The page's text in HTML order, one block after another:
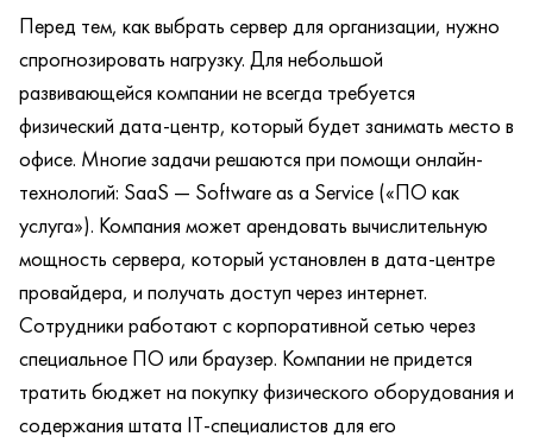
Перед тем, как выбрать сервер для организации, нужно
спрогнозировать нагрузку. Для небольшой
развивающейся компании не всегда требуется
физический дата-центр, который будет занимать место в
офисе. Многие задачи решаются при помощи онлайн-
технологий: SaaS — Software as a Service («ПО как
услуга»). Компания может арендовать вычислительную
мощность сервера, который установлен в дата-центре
провайдера, и получать доступ через интернет.
Сотрудники работают с корпоративной сетью через
специальное ПО или браузер. Компании не придется
тратить бюджет на покупку физического оборудования и
содержания штата IT-специалистов для его